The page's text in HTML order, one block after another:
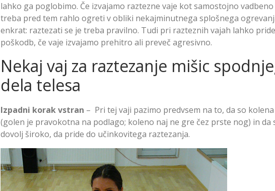
lahko ga poglobimo. Če izvajamo raztezne vaje kot samostojno
treba pred tem rahlo ogreti v obliki nekajminutnega splošnega
enkrat: raztezati se je treba pravilno. Tudi pri razteznih vajah lahko
poškodb, če vaje izvajamo prehitro ali preveč agresivno.
Nekaj vaj za raztezanje mišic
dela telesa
Izpadni korak vstran – Pri tej vaji pazimo predvsem na to, da so
(golen je pravokotna na podlago; koleno naj ne gre čez prste nog) in da
dovolj široko, da pride do učinkovitega raztezanja.